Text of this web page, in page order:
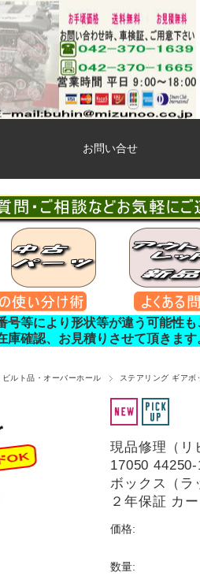
お問い合せ
等により形状等が違う可能性も
確認、お見積りさせて頂きます
ビルト品・オーバーホール ステアリング ギアボ
現品修理（リ
17050
ボックス（ラ
２年保証 カー
価格:
数量: